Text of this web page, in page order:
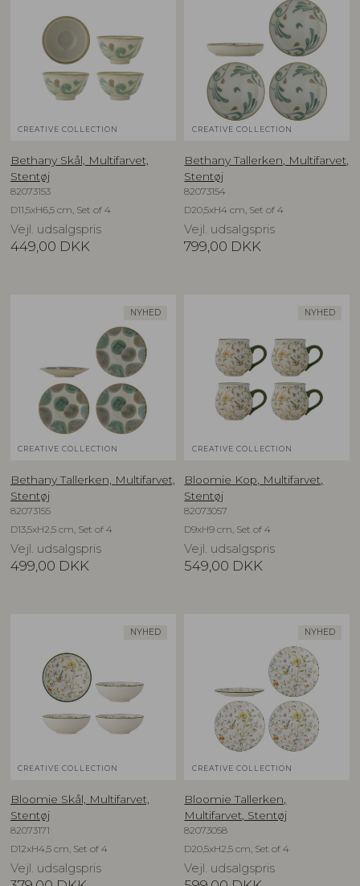
CREATIVE COLLECTION
Bethany Skål, Multifarvet,
Stentøj
82073153
D11,5xH6,5 cm, Set of 4
Vejl. udsalgspris
449,00 DKK
CREATIVE COLLECTION
Bethany Tallerken, Multifarvet,
Stentøj
82073154
D20,5xH4 cm, Set of 4
Vejl. udsalgspris
799,00 DKK
NYHED
CREATIVE COLLECTION
Bethany Tallerken, Multifarvet,
Stentøj
82073155
D13,5xH2,5 cm, Set of 4
Vejl. udsalgspris
499,00 DKK
NYHED
CREATIVE COLLECTION
Bloomie Kop, Multifarvet,
Stentøj
82073057
D9xH9 cm, Set of 4
Vejl. udsalgspris
549,00 DKK
NYHED
CREATIVE COLLECTION
Bloomie Skål, Multifarvet,
Stentøj
82073171
D12xH4,5 cm, Set of 4
Vejl. udsalgspris
NYHED
CREATIVE COLLECTION
Bloomie Tallerken,
Multifarvet, Stentøj
82073058
D20,5xH2,5 cm, Set of 4
Vejl. udsalgspris